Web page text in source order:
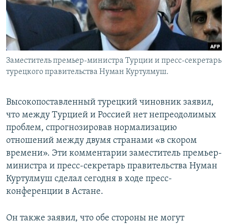
Заместитель премьер-министра Турции и пресс-секретарь
турецкого правительства Нуман Куртулмуш.
Высокопоставленный турецкий чиновник заявил,
что между Турцией и Россией нет непреодолимых
проблем, спрогнозировав нормализацию
отношений между двумя странами «в скором
времени». Эти комментарии заместитель премьер-
министра и пресс-секретарь правительства Нуман
Куртулмуш сделал сегодня в ходе пресс-
конференции в Астане.
Он также заявил, что обе стороны не могут